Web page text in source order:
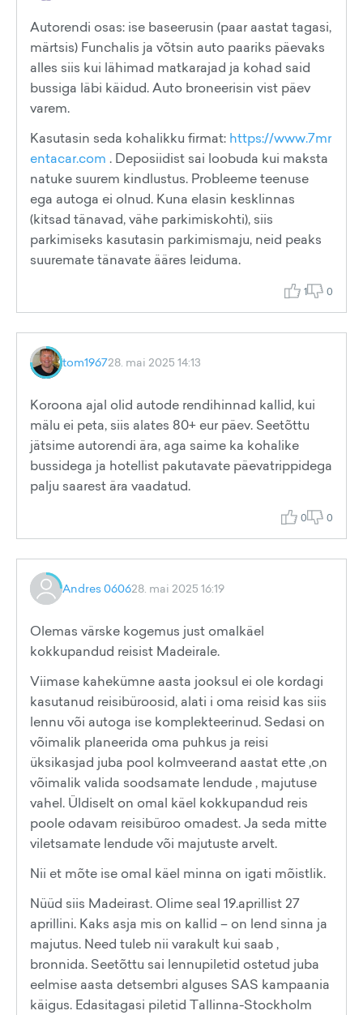
Autorendi osas: ise baseerusin (paar aastat tagasi,
märtsis) Funchalis ja võtsin auto paariks päevaks
alles siis kui lähimad matkarajad ja kohad said
bussiga läbi käidud. Auto broneerisin vist päev
varem.
Kasutasin seda kohalikku firmat: https://www.7mr
entacar.com . Deposiidist sai loobuda kui maksta
natuke suurem kindlustus. Probleeme teenuse
ega autoga ei olnud. Kuna elasin kesklinnas
(kitsad tänavad, vähe parkimiskohti), siis
parkimiseks kasutasin parkimismaju, neid peaks
suuremate tänavate ääres leiduma.
1 0
tom196728. mai 2025 14:13
Koroona ajal olid autode rendihinnad kallid, kui
mälu ei peta, siis alates 80+ eur päev. Seetõttu
jätsime autorendi ära, aga saime ka kohalike
bussidega ja hotellist pakutavate päevatrippidega
palju saarest ära vaadatud.
0 0
Andres 060628. mai 2025 16:19
Olemas värske kogemus just omalkäel
kokkupandud reisist Madeirale.
Viimase kahekümne aasta jooksul ei ole kordagi
kasutanud reisibüroosid, alati i oma reisid kas siis
lennu või autoga ise komplekteerinud. Sedasi on
võimalik planeerida oma puhkus ja reisi
üksikasjad juba pool kolmveerand aastat ette ,on
võimalik valida soodsamate lendude , majutuse
vahel. Üldiselt on omal käel kokkupandud reis
poole odavam reisibüroo omadest. Ja seda mitte
viletsamate lendude või majutuste arvelt.
Nii et mõte ise omal käel minna on igati mõistlik.
Nüüd siis Madeirast. Olime seal 19.aprillist 27
aprillini. Kaks asja mis on kallid – on lend sinna ja
majutus. Need tuleb nii varakult kui saab ,
bronnida. Seetõttu sai lennupiletid ostetud juba
eelmise aasta detsembri alguses SAS kampaania
käigus. Edasitagasi piletid Tallinna-Stockholm